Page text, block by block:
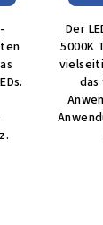
Der
5000K